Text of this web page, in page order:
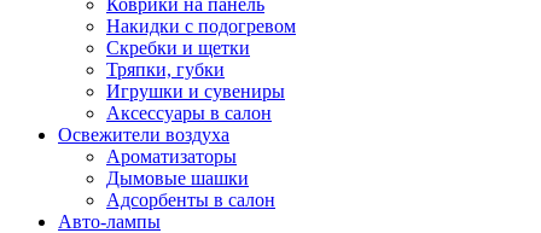
Коврики на панель
Накидки с подогревом
Скребки и щетки
Тряпки, губки
Игрушки и сувениры
Аксессуары в салон
Освежители воздуха
Ароматизаторы
Дымовые шашки
Адсорбенты в салон
Авто-лампы